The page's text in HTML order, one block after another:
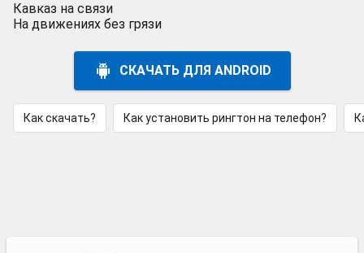
Кавказ на связи
На движениях без грязи
СКАЧАТЬ ДЛЯ ANDROID
Как скачать? Как установить рингтон на телефон?